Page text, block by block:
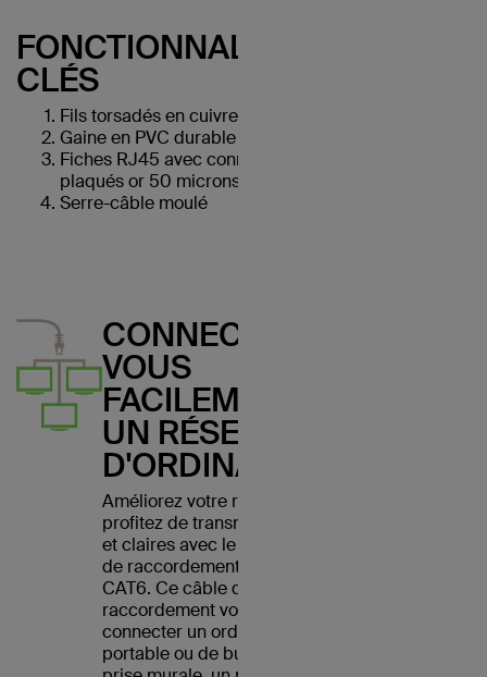
FONCTIONNALITÉS
CLÉS
Fils torsadés en cuivre UTP
Gaine en PVC durable
Fiches RJ45 avec connecteurs
plaqués or 50 microns
Serre-câble moulé
CONNECTEZ-
VOUS
FACILEMENT À
UN RÉSEAU
D'ORDINATEURS
Améliorez votre réseau et
profitez de transmissions nettes
et claires avec le câble Belkin
de raccordement Ethernet
CAT6. Ce câble de
raccordement vous permet de
connecter un ordinateur
portable ou de bureau à une